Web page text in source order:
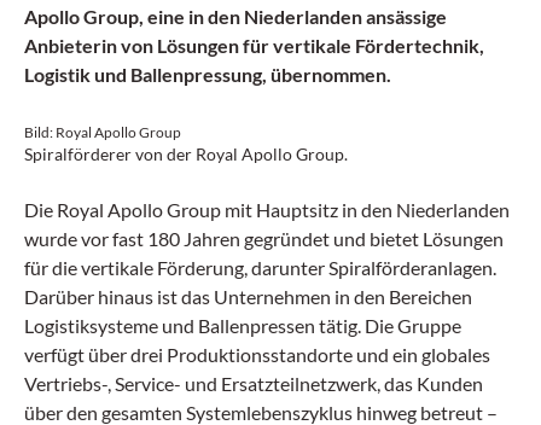
Apollo Group, eine in den Niederlanden ansässige
Anbieterin von Lösungen für vertikale Fördertechnik,
Logistik und Ballenpressung, übernommen.
Bild: Royal Apollo Group
Spiralförderer von der Royal Apollo Group.
Die Royal Apollo Group mit Hauptsitz in den Niederlanden
wurde vor fast 180 Jahren gegründet und bietet Lösungen
für die vertikale Förderung, darunter Spiralförderanlagen.
Darüber hinaus ist das Unternehmen in den Bereichen
Logistiksysteme und Ballenpressen tätig. Die Gruppe
verfügt über drei Produktionsstandorte und ein globales
Vertriebs-, Service- und Ersatzteilnetzwerk, das Kunden
über den gesamten Systemlebenszyklus hinweg betreut –